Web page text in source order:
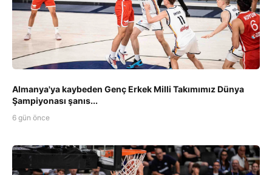
Almanya'ya kaybeden Genç Erkek Milli Takımımız Dünya
Şampiyonası şanıs...
6 gün önce